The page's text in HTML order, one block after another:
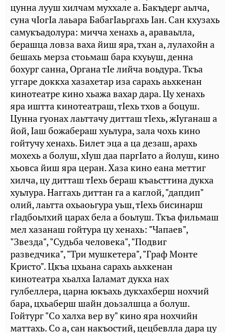
цунна лууш хилчам муххале а. Бакъдерг аьлча,
суна чIогIа лаьара БабагIаьргахь Iан. Сан кхузахь
самукъадолура: мичча хенахь а, араваьлла,
берашца ловза ваха йиш яра, тхан а, лулахойн а
бешахь мерза стоьмаш бара кхуьуш, денна
бохург санна, Органа тIе лийча воьдура. Ткъа
уггаре доккха хазахетар иза сарахь аьхкенан
кинотеатре кино хьажа вахар дара. Цу хенахь
яра иштта кинотеатраш, тIехь тхов а боцуш.
Цунна гуонах лаьттачу дитташ тIехь, жIуганаш а
йой, Iаш божабераш хуьлура, зала чохь кино
гойтучу хенахь. Билет эца а ца дезаш, арахь
мохехь а болуш, хIуш даа паргIато а йолуш, кино
хьовса йиш яра церан. Хаза кино еана меттиг
хилча, цу дитташ тIехь бераш къаьсттина дукха
хуьлура. Наггахь диттан га а каглой, "дапдип"
олий, лаьтта охьаоьгура уьш, тIехь бисинарш
гIадбоьлхий царах бела а боьлуш. Ткъа фильмаш
мел хазанаш гойтура цу хенахь: "Чапаев",
"Звезда", "Судьба человека", "Подвиг
разведчика", "Три мушкетера", "Граф Монте
Кристо". Цкъа цхьана сарахь аьхкенан
кинотеатра хьалха Iаламат дукха нах
гулбеллера, царна юкъахь дукхахберш нохчий
бара, цхьаберш шайн доьзалшца а болуш.
Гойтург "Со халха вер ву" кино яра нохчийн
маттахь. Со а, сан накъостий, цецбевлла дара цу